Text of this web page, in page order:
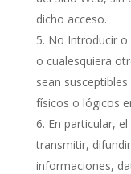
dicho acceso.
No Introducir o
o cualesquiera
sean
físicos o lógicos
En particular,
transmitir,
informaciones,